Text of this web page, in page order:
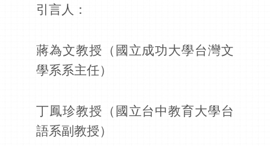
引言人：
蔣為文教授（國立成功大學台灣文
學系系主任）
丁鳳珍教授（國立台中教育大學台
語系副教授）